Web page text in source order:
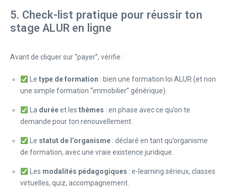
5. Check-list pratique pour réussir ton
stage ALUR en ligne
Avant de cliquer sur “payer”, vérifie :
Le type de formation : bien une formation loi ALUR (et non
une simple formation “immobilier” générique).
La duréeet les thèmes : en phase avec ce qu’on te
demande pour ton renouvellement.
Le statut de l’organisme: déclaré en tant qu’organisme
de formation, avec une vraie existence juridique.
Les modalités pédagogiques : e-learning sérieux, classes
virtuelles, quiz, accompagnement.